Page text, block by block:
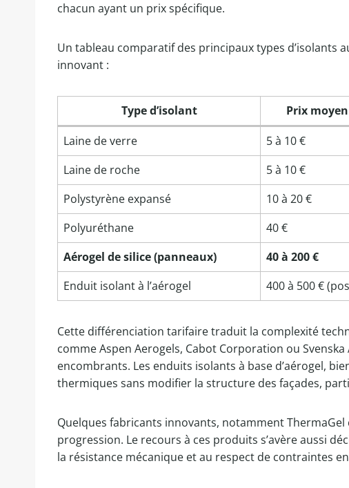
chacun ayant un prix spécifique.
Un tableau comparatif des principaux types d’isolants
innovant :
Type d’isolant Prix
Laine de verre
5 à 10 €
Laine de roche
5 à 10 €
Polystyrène expansé
10 à 20 €
Polyuréthane
40 €
Aérogel de silice (panneaux)
40 à 200 €
Enduit isolant à l’aérogel
400 à 500 €
Cette différenciation tarifaire traduit la complexité
comme Aspen Aerogels, Cabot Corporation ou
encombrants. Les enduits isolants à base d’aérogel,
thermiques sans modifier la structure des façades,
Quelques fabricants innovants, notamment
progression. Le recours à ces produits s’avère aussi
la résistance mécanique et au respect de contraintes